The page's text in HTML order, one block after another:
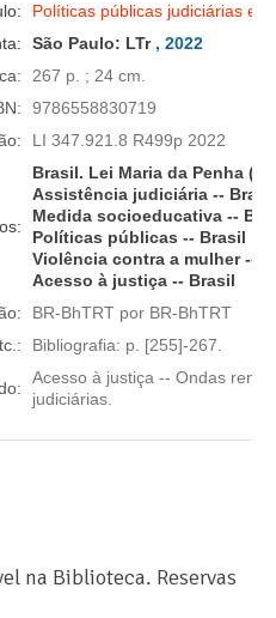
Políticas públicas judiciárias e
São Paulo: LTr, 2022
267 p. ; 24 cm.
9786558830719
LI 347.921.8 R499p 2022
Brasil. Lei Maria da Penha
Assistência judiciária -- Brasil
Medida socioeducativa --
Políticas públicas -- Brasil
Violência contra a mulher --
Acesso à justiça -- Brasil
BR-BhTRT por BR-BhTRT
Bibliografia: p. [255]-267.
Acesso à justiça -- Ondas
judiciárias.
na Biblioteca. Reservas